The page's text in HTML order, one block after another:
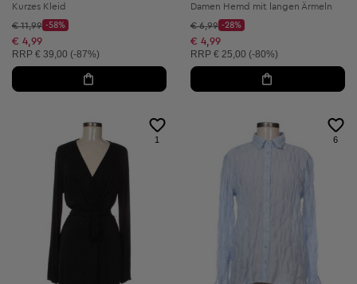
Kurzes Kleid
Startpreis:
€ 11,99
Discount Price:
-58%
Reduzierter Preis:
€ 4,99
Unverbindliche Preisempfehlung:
RRP € 39,00 (-87%)
Damen Hemd mit langen Ärmeln
Startpreis:
€ 6,99
Discount Price:
-28%
Reduzierter Preis:
€ 4,99
Unverbindliche Preisempfehlung:
RRP € 25,00 (-80%)
1 6